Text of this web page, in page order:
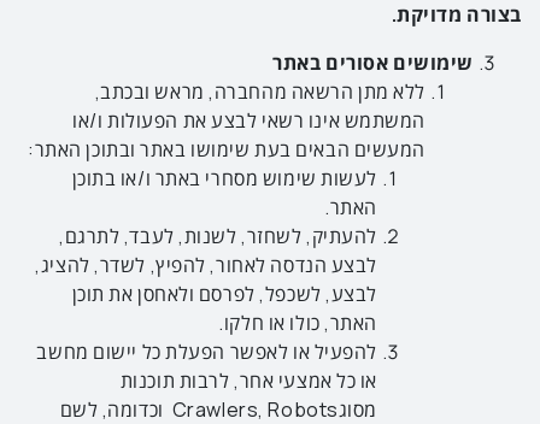
בצורה מדויקת.
שימושים אסורים באתר
ללא מתן הרשאה מהחברה, מראש ובכתב,
המשתמש אינו רשאי לבצע את הפעולות ו/או
המעשים הבאים בעת שימושו באתר ובתוכן האתר:
לעשות שימוש מסחרי באתר ו/או בתוכן
האתר.
להעתיק, לשחזר, לשנות, לעבד, לתרגם,
לבצע הנדסה לאחור, להפיץ, לשדר, להציג,
לבצע, לשכפל, לפרסם ולאחסן את תוכן
האתר, כולו או חלקו.
להפעיל או לאפשר הפעלת כל יישום מחשב
או כל אמצעי אחר, לרבות תוכנות
מסוגCrawlers, Robots וכדומה, לשם